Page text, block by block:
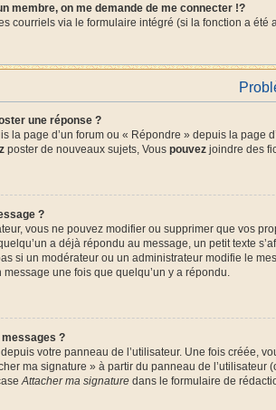
membre, on me demande de me connecter !?
courriels via le formulaire intégré (si la fonction a
une réponse ?
la page d’un forum ou « Répondre » depuis la page
poster de nouveaux sujets, Vous pouvez joindre des
?
vous ne pouvez modifier ou supprimer que vos
a déjà répondu au message, un petit texte
si un modérateur ou un administrateur modifie le
une fois que quelqu’un y a répondu.
?
votre panneau de l’utilisateur. Une fois créée,
ma signature » à partir du panneau de l’utilisateur
Attacher ma signature dans le formulaire de